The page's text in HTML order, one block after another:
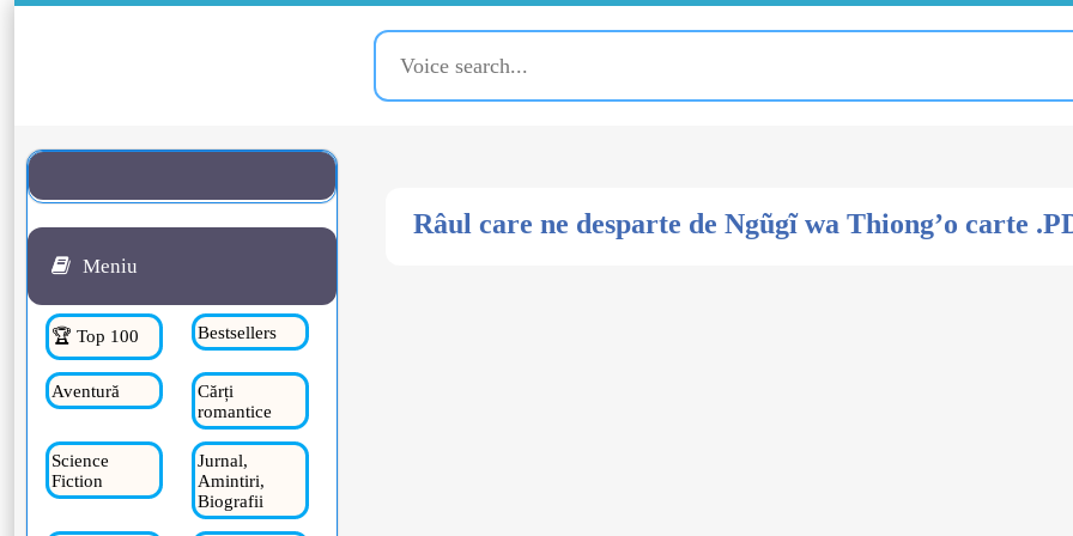
Râul care ne desparte de Ngũgĩ wa Thiong’o carte
Meniu
🏆 Top 100 Bestsellers
Aventură
Cărți
romantice
Science
Fiction
Jurnal,
Amintiri,
Biografii